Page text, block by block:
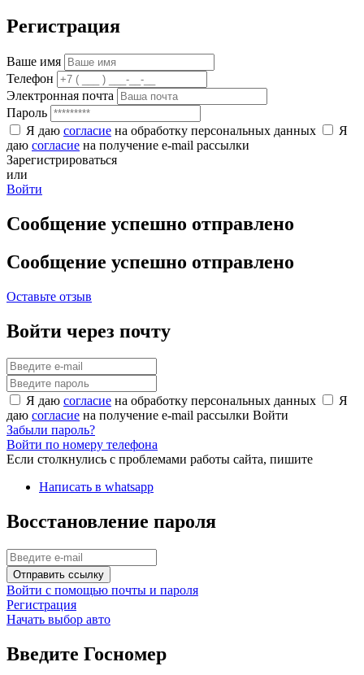
Регистрация
Ваше имя
Телефон
Электронная почта
Пароль
Я даю согласие на обработку персональных данных
Я
даю согласие на получение e-mail рассылки
Зарегистрироваться
или
Войти
Сообщение успешно отправлено
Сообщение успешно отправлено
Оставьте отзыв
Войти через почту
Я даю согласие на обработку персональных данных
Я
даю согласие на получение e-mail рассылки Войти
Забыли пароль?
Войти по номеру телефона
Если столкнулись с проблемами работы сайта, пишите
Написать в whatsapp
Восстановление пароля
Отправить ссылку
Войти с помощью почты и пароля
Регистрация
Начать выбор авто
Введите Госномер